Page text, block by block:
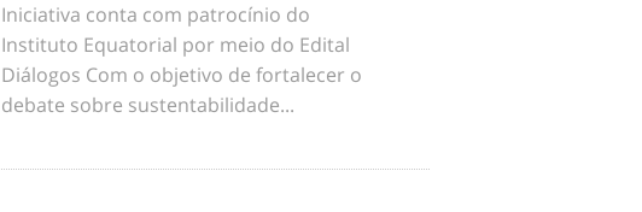
Iniciativa conta com patrocínio do
Instituto Equatorial por meio do Edital
Diálogos Com o objetivo de fortalecer o
debate sobre sustentabilidade...